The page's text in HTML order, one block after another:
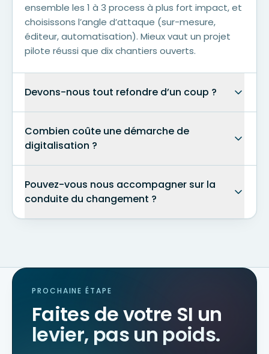
ensemble les 1 à 3 process à plus fort impact, et
choisissons l’angle d’attaque (sur-mesure,
éditeur, automatisation). Mieux vaut un projet
pilote réussi que dix chantiers ouverts.
Devons-nous tout refondre d’un coup ?
Combien coûte une démarche de
digitalisation ?
Pouvez-vous nous accompagner sur la
conduite du changement ?
PROCHAINE ÉTAPE
Faites de votre SI un
levier, pas un poids.